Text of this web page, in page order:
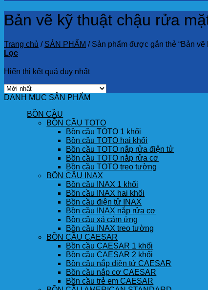
Bản vẽ kỹ thuật chậu rửa
Trang chủ / SẢN PHẨM /Sản phẩm được gắn thẻ “Bản vẽ
Lọc
Hiển thị kết quả duy nhất
DANH MỤC SẢN PHẨM
BỒN CẦU
BỒN CẦU TOTO
Bồn cầu TOTO 1 khối
Bồn cầu TOTO hai khối
Bồn cầu TOTO nắp rửa điện tử
Bồn cầu TOTO nắp rửa cơ
Bồn cầu TOTO treo tường
BỒN CẦU INAX
Bồn cầu INAX 1 khối
Bồn cầu INAX hai khối
Bồn cầu điện tử INAX
Bồn cầu INAX nắp rửa cơ
Bồn cầu xả cảm ứng
Bồn cầu INAX treo tường
BỒN CẦU CAESAR
Bồn cầu CAESAR 1 khối
Bồn cầu CAESAR 2 khối
Bồn cầu nắp điện tử CAESAR
Bồn cầu nắp cơ CAESAR
Bồn cầu trẻ em CAESAR